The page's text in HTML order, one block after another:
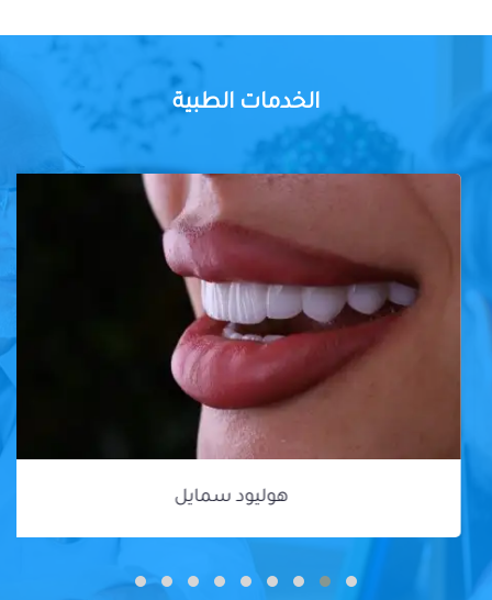
الخدمات الطبية
هوليود سمايل